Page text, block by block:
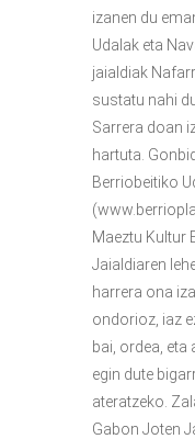
izanen du
Udalak eta
jaialdiak
sustatu nahi
Sarrera doan
hartuta.
Berriobeitiko
Maeztu Kultur
Jaialdiaren
harrera ona
ondorioz, iaz
bai, ordea,
egin dute
ateratzeko.
Gabon Joten